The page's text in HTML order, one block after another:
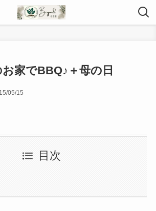
家でBBQ♪＋母の日
05/15
目次